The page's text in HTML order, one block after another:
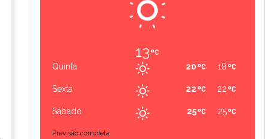
13
Quinta 18
20
Sexta 22
22
Sábado 25
25
Previsão completa